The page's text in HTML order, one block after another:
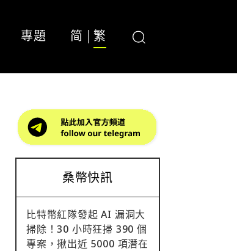
專題 简 繁
桑幣快訊
比特幣紅隊發起 AI 漏洞大
掃除！30 小時狂掃 390 個
專案，揪出近 5000 項潛在